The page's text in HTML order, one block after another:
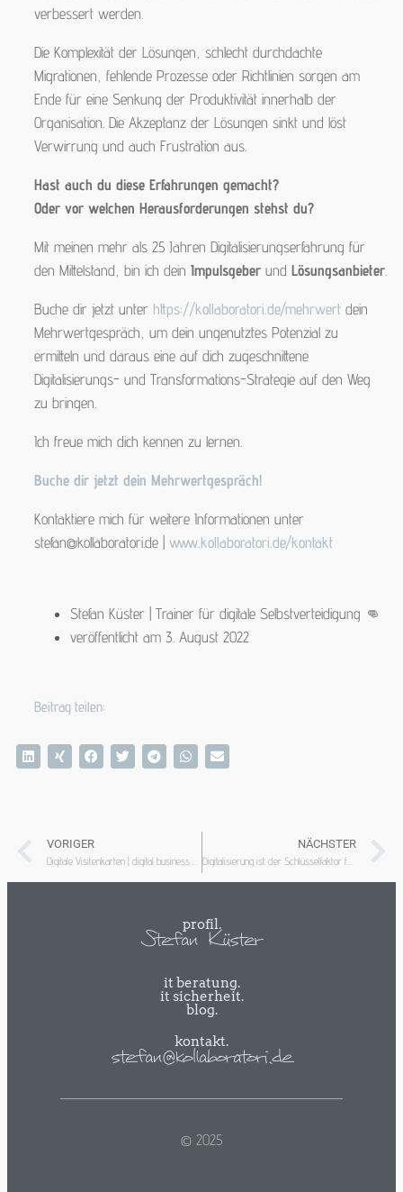
verbessert werden.
Die Komplexität der Lösungen, schlecht durchdachte
Migrationen, fehlende Prozesse oder Richtlinien sorgen am
Ende für eine Senkung der Produktivität innerhalb der
Organisation. Die Akzeptanz der Lösungen sinkt und löst
Verwirrung und auch Frustration aus.
Hast auch du diese Erfahrungen gemacht?
Oder vor welchen Herausforderungen stehst du?
Mit meinen mehr als 25 Jahren Digitalisierungserfahrung für
den Mittelstand, bin ich dein Impulsgeber und Lösungsanbieter
Buche dir jetzt unter https://kollaboratori.de/mehrwert dein
Mehrwertgespräch, um dein ungenutztes Potenzial zu
ermitteln und daraus eine auf dich zugeschnittene
Digitalisierungs- und Transformations-Strategie auf den Weg
zu bringen.
Ich freue mich dich kennen zu lernen.
Buche dir jetzt dein Mehrwertgespräch!
Kontaktiere mich für weitere Informationen unter
stefan@kollaboratori.de | www.kollaboratori.de/kontakt
Stefan Küster | Trainer für digitale Selbstverteidigung 👊
veröffentlicht am 3. August 2022
Beitrag teilen:
VORIGER
Digitale Visitenkarten | digital business card
NÄCHSTER
Digitalisierung ist der Schlüsselfaktor für die Zukunft unserer Arbeit
profil.
Stefan Küster
it beratung.
it sicherheit.
blog.
kontakt.
stefan@kollaboratori.de
© 2025